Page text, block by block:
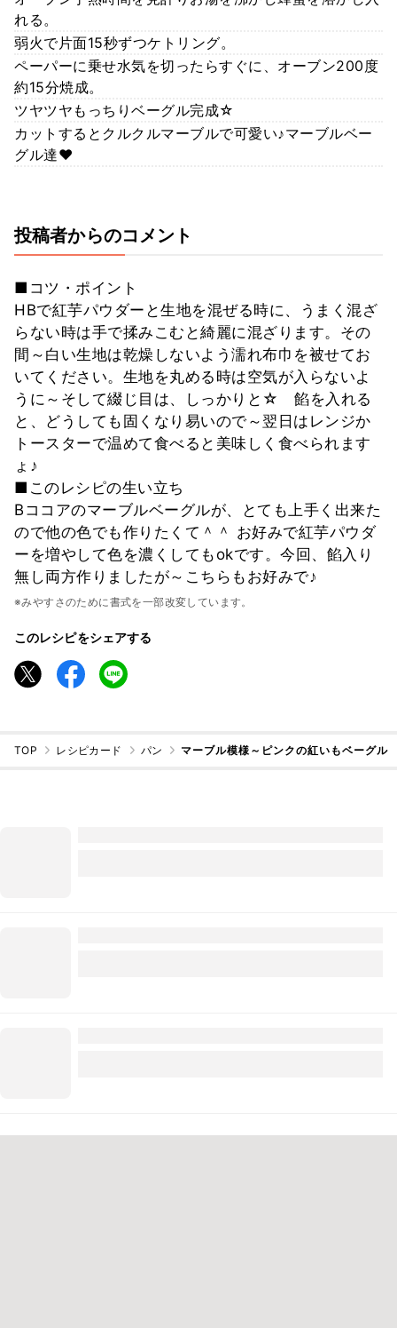
れる。
弱火で片面15秒ずつケトリング。
ペーパーに乗せ水気を切ったらすぐに、オーブン200度
約15分焼成。
ツヤツヤもっちりベーグル完成☆
カットするとクルクルマーブルで可愛い♪マーブルベー
グル達♥
投稿者からのコメント
■コツ・ポイント
HBで紅芋パウダーと生地を混ぜる時に、うまく混ざ
らない時は手で揉みこむと綺麗に混ざります。その
間～白い生地は乾燥しないよう濡れ布巾を被せてお
いてください。生地を丸める時は空気が入らないよ
うに～そして綴じ目は、しっかりと☆ 餡を入れる
と、どうしても固くなり易いので～翌日はレンジか
トースターで温めて食べると美味しく食べられます
ょ♪
■このレシピの生い立ち
Bココアのマーブルベーグルが、とても上手く出来た
ので他の色でも作りたくて＾＾ お好みで紅芋パウダ
ーを増やして色を濃くしてもokです。今回、餡入り
無し両方作りましたが～こちらもお好みで♪
※みやすさのために書式を一部改変しています。
このレシピをシェアする
TOP レシピカード パン マーブル模様～ピンクの紅いもベーグル